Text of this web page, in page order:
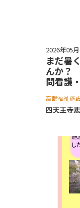
2026年05
まだ暑
んか？
問看護
高齢福祉施
四天王寺